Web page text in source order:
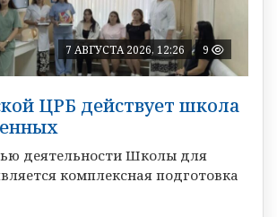
7 АВГУСТА 2026, 12:26 9
ЦРБ действует школа
деятельности Школы для
комплексная подготовка